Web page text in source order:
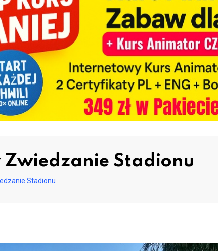
Zwiedzanie Stadionu
Stadionu